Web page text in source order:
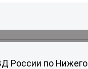
России по